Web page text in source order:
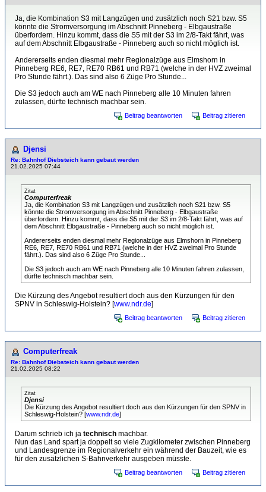
Ja, die Kombination S3 mit Langzügen und zusätzlich noch S21 bzw. S5
könnte die Stromversorgung im Abschnitt Pinneberg - Elbgaustraße
überfordern. Hinzu kommt, dass die S5 mit der S3 im 2/8-Takt fährt, was
auf dem Abschnitt Elbgaustraße - Pinneberg auch so nicht möglich ist.
Andererseits enden diesmal mehr Regionalzüge aus Elmshorn in
Pinneberg RE6, RE7, RE70 RB61 und RB71 (welche in der HVZ zweimal
Pro Stunde fährt.). Das sind also 6 Züge Pro Stunde...
Die S3 jedoch auch am WE nach Pinneberg alle 10 Minuten fahren
zulassen, dürfte technisch machbar sein.
Beitrag beantworten Beitrag zitieren
Djensi
Re: Bahnhof Diebsteich kann gebaut werden
21.02.2025 07:44
Zitat
Computerfreak
Ja, die Kombination S3 mit Langzügen und zusätzlich noch S21 bzw. S5
könnte die Stromversorgung im Abschnitt Pinneberg - Elbgaustraße
überfordern. Hinzu kommt, dass die S5 mit der S3 im 2/8-Takt fährt, was auf
dem Abschnitt Elbgaustraße - Pinneberg auch so nicht möglich ist.
Andererseits enden diesmal mehr Regionalzüge aus Elmshorn in Pinneberg
RE6, RE7, RE70 RB61 und RB71 (welche in der HVZ zweimal Pro Stunde
fährt.). Das sind also 6 Züge Pro Stunde...
Die S3 jedoch auch am WE nach Pinneberg alle 10 Minuten fahren zulassen,
dürfte technisch machbar sein.
Die Kürzung des Angebot resultiert doch aus den Kürzungen für den
SPNV in Schleswig-Holstein? [www.ndr.de]
Beitrag beantworten Beitrag zitieren
Computerfreak
Re: Bahnhof Diebsteich kann gebaut werden
21.02.2025 08:22
Zitat
Djensi
Die Kürzung des Angebot resultiert doch aus den Kürzungen für den SPNV in
Schleswig-Holstein? [www.ndr.de]
Darum schrieb ich ja technisch machbar.
Nun das Land spart ja doppelt so viele Zugkilometer zwischen Pinneberg
und Landesgrenze im Regionalverkehr ein während der Bauzeit, wie es
für den zusätzlichen S-Bahnverkehr ausgeben müsste.
Beitrag beantworten Beitrag zitieren